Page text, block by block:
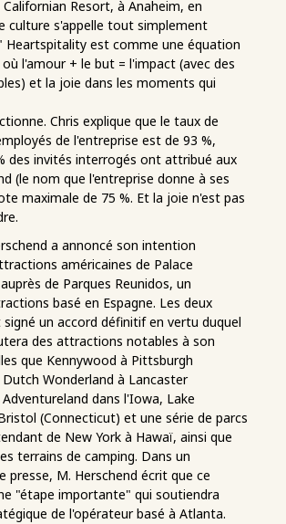
Resort, à Anaheim, en
culture s'appelle tout simplement
Heartspitality est comme une équation
l'amour + le but = l'impact (avec des
et la joie dans les moments qui
Chris explique que le taux de
de l'entreprise est de 93 %,
des invités interrogés ont attribué aux
(le nom que l'entreprise donne à ses
maximale de 75 %. Et la joie n'est pas
a annoncé son intention
américaines de Palace
de Parques Reunidos, un
basé en Espagne. Les deux
un accord définitif en vertu duquel
des attractions notables à son
que Kennywood à Pittsburgh
Dutch Wonderland à Lancaster
dans l'Iowa, Lake
(Connecticut) et une série de parcs
de New York à Hawaï, ainsi que
terrains de camping. Dans un
presse, M. Herschend écrit que ce
"étape importante" qui soutiendra
de l'opérateur basé à Atlanta.